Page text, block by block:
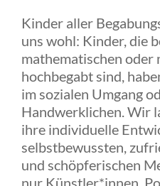
Kinder aller
uns wohl: Kinder, die
mathematischen oder
hochbegabt sind,
im sozialen Umgang
Handwerklichen. Wir
ihre individuelle
selbstbewussten,
und schöpferischen
nur Künstler*innen,